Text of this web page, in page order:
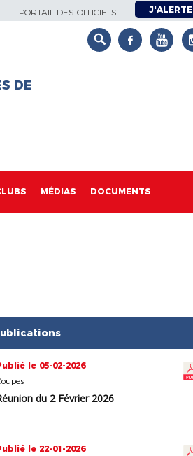
PORTAIL DES OFFICIELS J'ALERTE
DE
MÉDIAS DOCUMENTS
le 05-02-2026
du 2 Février 2026
le 22-01-2026